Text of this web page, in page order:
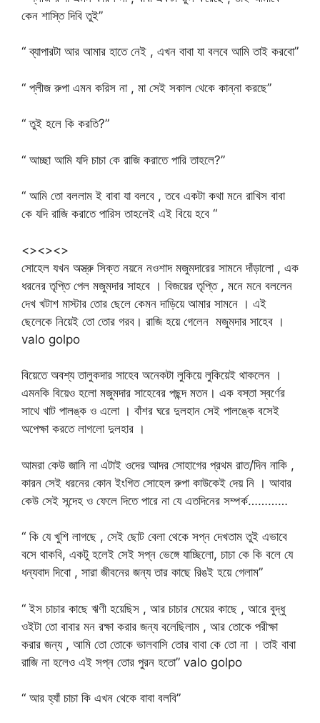
কেন শাস্তি দিবি তুই”
“ ব্যাপারটা আর আমার হাতে নেই , এখন বাবা যা বলবে আমি তাই করবো”
“ প্লীজ রুপা এমন করিস না , মা সেই সকাল থেকে কান্না করছে”
“ তুই হলে কি করতি?”
“ আচ্ছা আমি যদি চাচা কে রাজি করাতে পারি তাহলে?”
“ আমি তো বললাম ই বাবা যা বলবে , তবে একটা কথা মনে রাখিস বাবা
কে যদি রাজি করাতে পারিস তাহলেই এই বিয়ে হবে “
<><><>
সোহেল যখন অস্ত্রু সিক্ত নয়নে নওশাদ মজুমদারের সামনে দাঁড়ালো , এক
ধরনের তৃপ্তি পেল মজুমদার সাহবে । বিজয়ের তৃপ্তি , মনে মনে বললেন
দেখ খটাশ মাস্টার তোর ছেলে কেমন দাড়িয়ে আমার সামনে । এই
ছেলেকে নিয়েই তো তোর গরব। রাজি হয়ে গেলেন মজুমদার সাহেব ।
valo golpo
বিয়েতে অবশ্য তালুকদার সাহেব অনেকটা লুকিয়ে লুকিয়েই থাকলেন ।
এমনকি বিয়েও হলো মজুমদার সাহেবের পছন্দ মতন। এক বস্তা স্বর্ণের
সাথে খাট পালঙ্ক ও এলো । বাঁশর ঘরে দুলহান সেই পালঙ্কে বসেই
অপেক্ষা করতে লাগলো দুলহার ।
আমরা কেউ জানি না এটাই ওদের আদর সোহাগের প্রথম রাত/দিন নাকি ,
কারন সেই ধরনের কোন ইংগিত সোহেল রুপা কাউকেই দেয় নি । আবার
কেউ সেই সন্দেহ ও ফেলে দিতে পারে না যে এতদিনের সম্পর্ক…………
“ কি যে খুশি লাগছে , সেই ছোট বেলা থেকে সপ্ন দেখতাম তুই এভাবে
বসে থাকবি, একটু হলেই সেই সপ্ন ভেঙ্গে যাচ্ছিলো, চাচা কে কি বলে যে
ধন্যবাদ দিবো , সারা জীবনের জন্য তার কাছে রিঙই হয়ে গেলাম”
“ ইস চাচার কাছে ঋণী হয়েছিস , আর চাচার মেয়ের কাছে , আরে বুদ্ধু
ওইটা তো বাবার মন রক্ষা করার জন্য বলেছিলাম , আর তোকে পরীক্ষা
করার জন্য , আমি তো তোকে ভালবাসি তোর বাবা কে তো না । তাই বাবা
রাজি না হলেও এই সপ্ন তোর পুরন হতো” valo golpo
“ আর হ্যাঁ চাচা কি এখন থেকে বাবা বলবি”